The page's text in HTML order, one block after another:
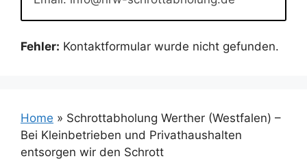
Fehler: Kontaktformular wurde nicht gefunden.
Home » Schrottabholung Werther (Westfalen) –
Bei Kleinbetrieben und Privathaushalten
entsorgen wir den Schrott